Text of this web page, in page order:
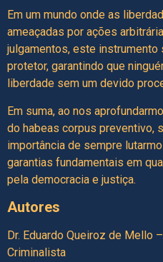
Em um mundo onde as
ameaçadas por ações
julgamentos, este
protetor, garantindo que
liberdade sem um devido
Em suma, ao nos
do habeas corpus preventivo,
importância de sempre
garantias fundamentais em
pela democracia e justiça.
Autores
Dr. Eduardo Queiroz de Mello
Criminalista